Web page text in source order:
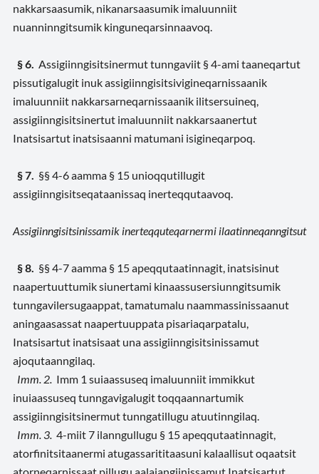
nakkarsaasumik, nikanarsaasumik imaluunniit
nuanninngitsumik kinguneqarsinnaavoq.
§ 6. Assigiinngisitsinermut tunngaviit § 4-ami taaneqartut
pissutigalugit inuk assigiinngisitsivigineqarnissaanik
imaluunniit nakkarsarneqarnissaanik ilitsersuineq,
assigiinngisitsinertut imaluunniit nakkarsaanertut
Inatsisartut inatsisaanni matumani isigineqarpoq.
§ 7. §§ 4-6 aamma § 15 unioqqutillugit
assigiinngisitseqataanissaq inerteqqutaavoq.
Assigiinngisitsinissamik inerteqquteqarnermi ilaatinneqanngitsut
§ 8. §§ 4-7 aamma § 15 apeqqutaatinnagit, inatsisinut
naapertuuttumik siunertami kinaassusersiunngitsumik
tunngavilersugaappat, tamatumalu naammassinissaanut
aningaasassat naapertuuppata pisariaqarpatalu,
Inatsisartut inatsisaat una assigiinngisitsinissamut
ajoqutaanngilaq.
Imm. 2. Imm 1 suiaassuseq imaluunniit immikkut
inuiaassuseq tunngavigalugit toqqaannartumik
assigiinngisitsinermut tunngatillugu atuutinngilaq.
Imm. 3. 4-miit 7 ilanngullugu § 15 apeqqutaatinnagit,
atorfinitsitaanermi atugassarititaasuni kalaallisut oqaatsit
atorneqarnissaat pillugu aalajangiinissamut Inatsisartut